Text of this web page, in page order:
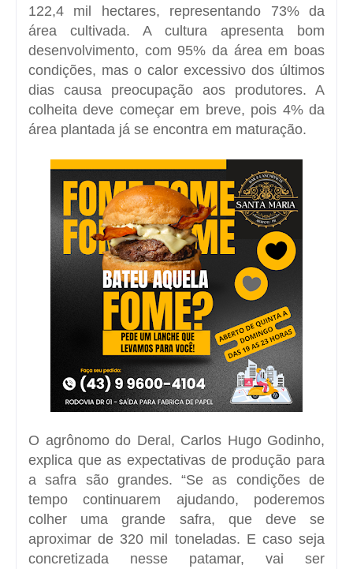
122,4 mil hectares, representando 73% da
área cultivada. A cultura apresenta bom
desenvolvimento, com 95% da área em boas
condições, mas o calor excessivo dos últimos
dias causa preocupação aos produtores. A
colheita deve começar em breve, pois 4% da
área plantada já se encontra em maturação.
O agrônomo do Deral, Carlos Hugo Godinho,
explica que as expectativas de produção para
a safra são grandes. “Se as condições de
tempo continuarem ajudando, poderemos
colher uma grande safra, que deve se
aproximar de 320 mil toneladas. E caso seja
concretizada nesse patamar, vai ser